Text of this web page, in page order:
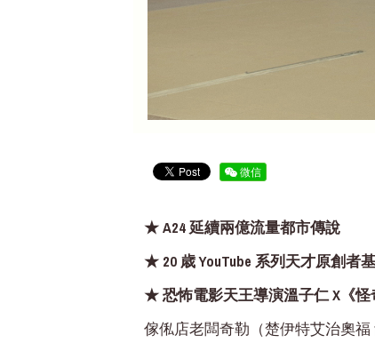
微信
★ A24 延續兩億流量都市傳說
★ 20 歳 YouTube 系列天才原創者
★ 恐怖電影天王導演溫子仁 X《
傢俬店老闆奇勒（楚伊特艾治奧